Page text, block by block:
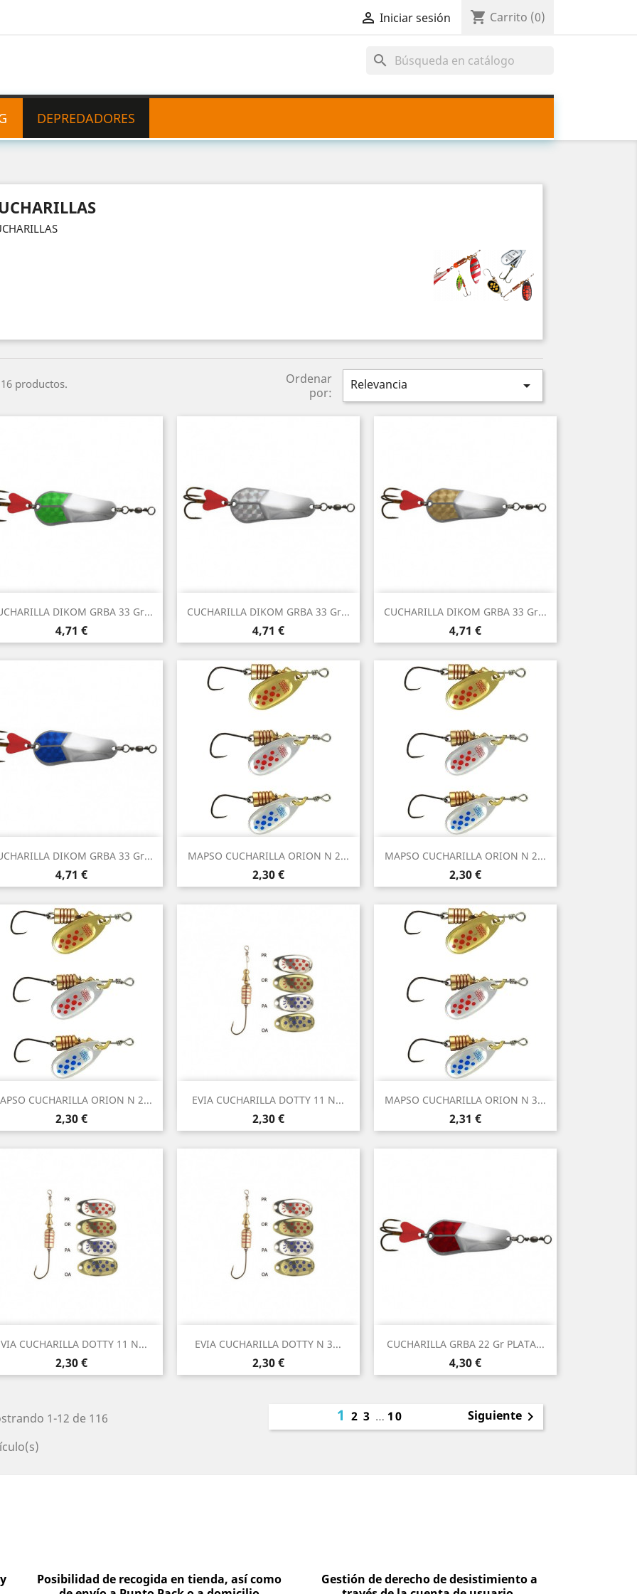
 Iniciar sesión shopping_cart Carrito (0)
search
DEPREDADORES
productos.
Ordenar
por:
Relevancia 
Vista rápida
DIKOM GRBA 33 Gr...
4,71 €
Vista rápida
CUCHARILLA DIKOM GRBA 33 Gr...
4,71 €
Vista rápida
CUCHARILLA DIKOM GRBA 33 Gr...
4,71 €
Vista rápida
DIKOM GRBA 33 Gr...
4,71 €
Vista rápida
MAPSO CUCHARILLA ORION N 2...
2,30 €
Vista rápida
MAPSO CUCHARILLA ORION N 2...
2,30 €
Vista rápida
CUCHARILLA ORION N 2...
2,30 €
Vista rápida
EVIA CUCHARILLA DOTTY 11 N...
2,30 €
Vista rápida
MAPSO CUCHARILLA ORION N 3...
2,31 €
Vista rápida
CUCHARILLA DOTTY 11 N...
2,30 €
Vista rápida
EVIA CUCHARILLA DOTTY N 3...
2,30 €
 Vista rápida
CUCHARILLA GRBA 22 Gr PLATA...
4,30 €
1-12 de 116
123 … 10 Siguiente
Posibilidad de recogida en tienda, así como
Gestión de derecho de desistimiento a